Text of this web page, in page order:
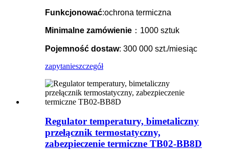
Funkcjonować:ochrona termiczna
Minimalne zamówienie ：1000 sztuk
Pojemność dostaw: 300 000 szt./miesiąc
zapytanieszczegół
Regulator temperatury, bimetaliczny
przełącznik termostatyczny,
zabezpieczenie termiczne TB02-BB8D